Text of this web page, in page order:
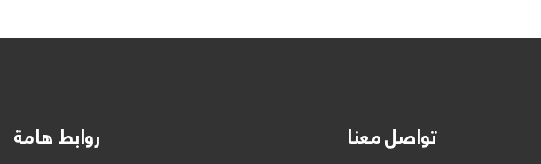
تواصل معنا روابط هامة